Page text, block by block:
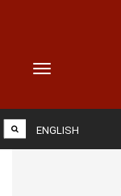
Toggle
ENGLISH